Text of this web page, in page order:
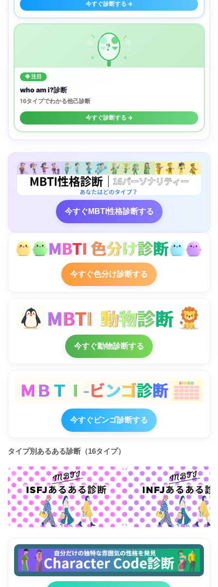
今すぐ診断する →
?
◈ 注目
who am i?診断
16タイプでわかる他己診断
今すぐ診断する →
今すぐMBTI性格診断する
今すぐ色分け診断する
今すぐ動物診断する
今すぐビンゴ診断する
タイプ別あるある診断（16タイプ）